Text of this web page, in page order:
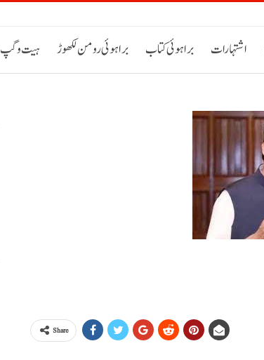
ہیت و گپ براہوئی رومن لکھوڑ براہوئی کتاب اشتہارات
Share